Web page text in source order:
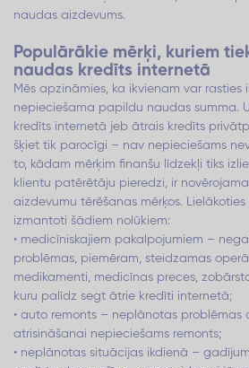
naudas aizdevums.
Populārākie mērķi, kuriem
naudas kredīts internetā
Mēs apzināmies, ka ikvienam var rasties
nepieciešama papildu naudas summa.
kredīts internetā jeb ātrais kredīts
šķiet tik parocīgi – nav nepieciešams
to, kādam mērķim finanšu līdzekļi tiks
klientu patērētāju pieredzi, ir
aizdevumu tērēšanas mērķos.
izmantoti šādiem nolūkiem:
• medicīniskajiem pakalpojumiem –
problēmas, piemēram, steidzamas
medikamenti, medicīnas preces,
kuru palīdz segt ātrie kredīti internetā;
• auto remonts – neplānotas problēmas
atrisināšanai nepieciešams remonts;
• neplānotas situācijas ikdienā –